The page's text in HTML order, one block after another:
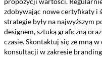
zdobywając nowe certyfikaty i
strategie były na najwyższym
designem, sztuką graficzną
czasie. Skontaktuj się ze mną
konsultacji w zakresie